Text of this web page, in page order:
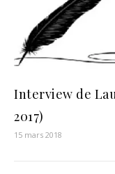
Interview de
2017)
15 mars 2018